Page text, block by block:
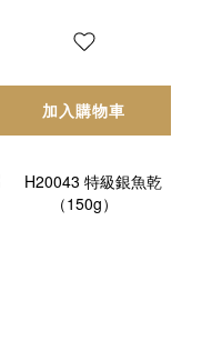
加入購物車